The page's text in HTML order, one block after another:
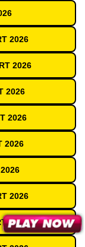
2026
2026
2026
2026
2026
2026
2026